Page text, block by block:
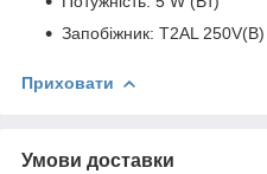
Запобіжник: T2AL 250V(B)
Приховати
Умови доставки